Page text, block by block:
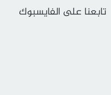
تابعنا على الفايسبوك